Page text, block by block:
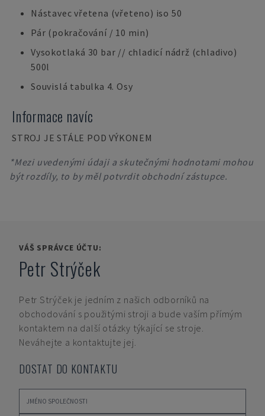
Nástavec vřetena (vřeteno) iso 50
Pár (pokračování / 10 min)
Vysokotlaká 30 bar // chladicí nádrž (chladivo)
500l
Souvislá tabulka 4. Osy
Informace navíc
STROJ JE STÁLE POD VÝKONEM
*Mezi uvedenými údaji a skutečnými hodnotami mohou
být rozdíly, to by měl potvrdit obchodní zástupce.
VÁŠ SPRÁVCE ÚČTU:
Petr Strýček
Petr Strýček je jedním z našich odborníků na
obchodování s použitými stroji a bude vaším přímým
kontaktem na další otázky týkající se stroje.
Neváhejte a kontaktujte jej.
DOSTAT DO KONTAKTU